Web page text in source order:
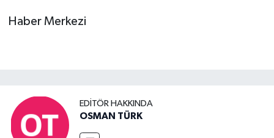
Haber Merkezi
EDITÖR HAKKINDA
OSMAN TÜRK